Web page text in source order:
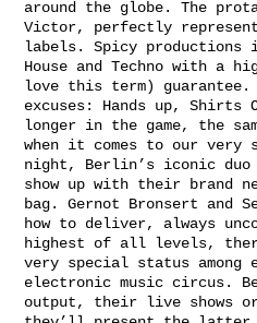
around the globe. The
Victor, perfectly
labels. Spicy productions
House and Techno with a
love this term) guarantee.
excuses: Hands up, Shirts
longer in the game, the
when it comes to our very
night, Berlin’s iconic duo
show up with their brand
bag. Gernot Bronsert and
how to deliver, always
highest of all levels,
very special status among
electronic music circus.
output, their live shows